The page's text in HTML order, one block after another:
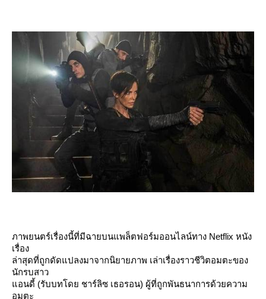
ภาพยนตร์เรื่องนี้ที่มีฉายบนแพล็ตฟอร์มออนไลน์ทาง Netflix หนัง
เรื่อง
ล่าสุดที่ถูกดัดแปลงมาจากนิยายภาพ เล่าเรื่องราวชีวิตอมตะของ
นักรบสาว
อนดี้ (รับบทโดย ชาร์ลิซ เธอรอน) ผู้ที่ถูกพันธนาการด้วยความ
อมตะ